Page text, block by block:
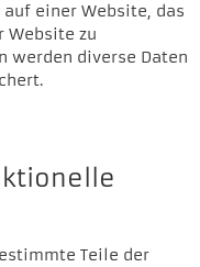
einer Website, das
Website zu
werden diverse Daten
Teile der